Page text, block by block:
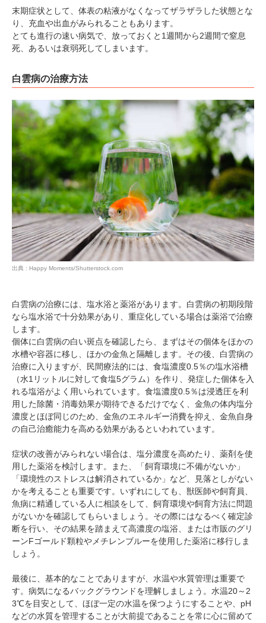
末期症状として、体表の粘液がなくなってザラザラした状態とな
り、充血や出血がみられることもあります。
とても進行の速い病気で、放っておくと1週間から2週間で窒息
死、あるいは衰弱死してしまいます。
白雲病の治療方法
出典 : Happy Moments/Shutterstock.com
白雲病の治療には、塩水浴と薬浴があります。白雲病の初期段階
なら塩水浴で十分効果があり、重症化している場合は薬浴で治療
します。
個体に白雲病の白い斑点を確認したら、まずはその個体をほかの
水槽や容器に移し、ほかの金魚と隔離します。その後、白雲病の
治療に入りますが、民間療法的には、食塩濃度0.5％の塩水浴槽
（水1リットルに対して食塩5グラム）を作り、発症した個体を入
れる塩浴がよく用いられています。食塩濃度0.5％は浸透圧を利
用した除菌・消毒効果が期待できるだけでなく、金魚の体内塩分
濃度とほぼ同じのため、金魚のエネルギー消費を抑え、金魚自身
の自己治癒能力を高める効果があるといわれています。
症状の改善がみられない場合は、塩分濃度を高めたり、薬剤を使
用した薬浴を検討します。また、「飼育環境に不備がないか」
「環境性のストレスは解消されているか」など、見落としがない
かを考えることも重要です。いずれにしても、獣医師や飼育員、
魚病に精通している人に相談をして、飼育環境や飼育方法に問題
がないかを確認してもらいましょう。その際にはなるべく確定診
断を行い、その結果を踏まえて高濃度の塩浴、または市販のグリ
ーンFゴールド顆粒やメチレンブルーを使用した薬浴に移行しま
しょう。
最後に、基本的なことでありますが、水温や水質管理は重要で
す。病気になるバックグラウンドを理解しましょう。水温20～2
3℃を目安として、ほぼ一定の水温を保つようにすることや、pH
などの水質を管理することが大前提であることを常に心に留めて
閉じる
pecodogs
いぬ部をフォロー
pecocats
ねこ部をフォロー
PECOアプリをダウンロード済みの方
アプリをダウンロードする